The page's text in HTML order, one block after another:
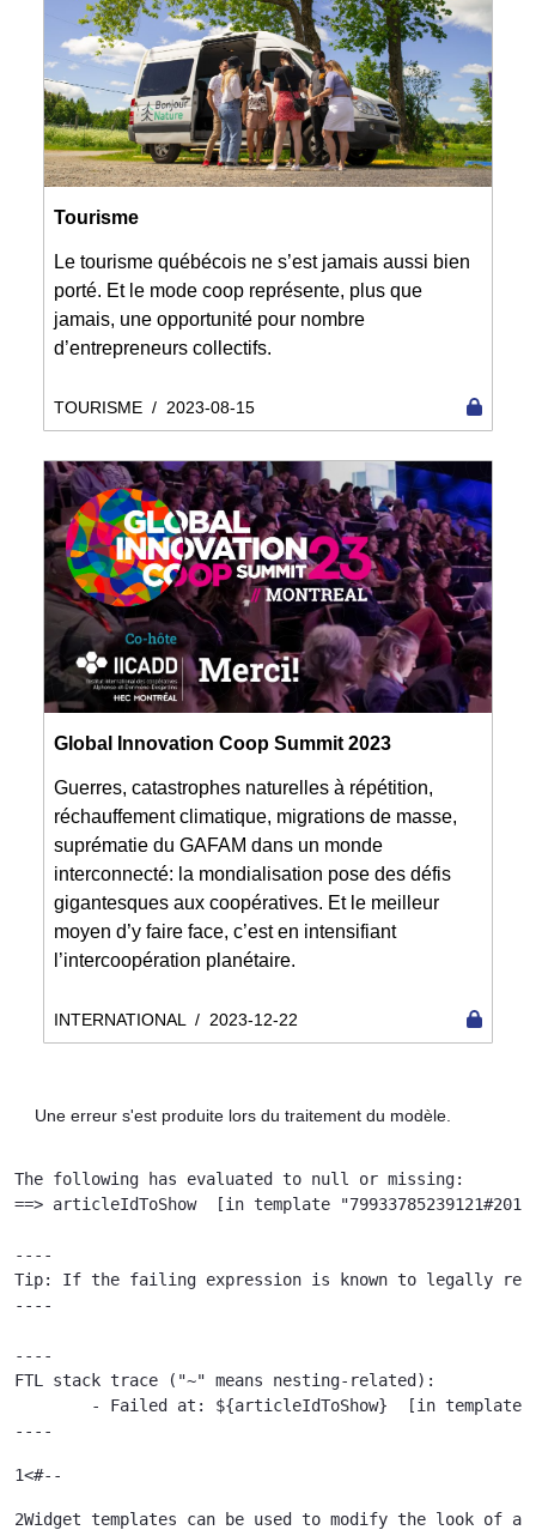
Tourisme
Le tourisme québécois ne s’est jamais aussi bien
porté. Et le mode coop représente, plus que
jamais, une opportunité pour nombre
d’entrepreneurs collectifs.
TOURISME / 2023-08-15
Global Innovation Coop Summit 2023
Guerres, catastrophes naturelles à répétition,
réchauffement climatique, migrations de masse,
suprématie du GAFAM dans un monde
interconnecté: la mondialisation pose des défis
gigantesques aux coopératives. Et le meilleur
moyen d’y faire face, c’est en intensifiant
l’intercoopération planétaire.
INTERNATIONAL / 2023-12-22
Une erreur s'est produite lors du traitement du modèle.
The following has evaluated to null or missing:
==> articleIdToShow  [in template
----
Tip: If the failing expression is known to legally refer
----
----
FTL stack trace ("~" means nesting-related):
----
1<#--
2Widget templates can be used to modify the look of a